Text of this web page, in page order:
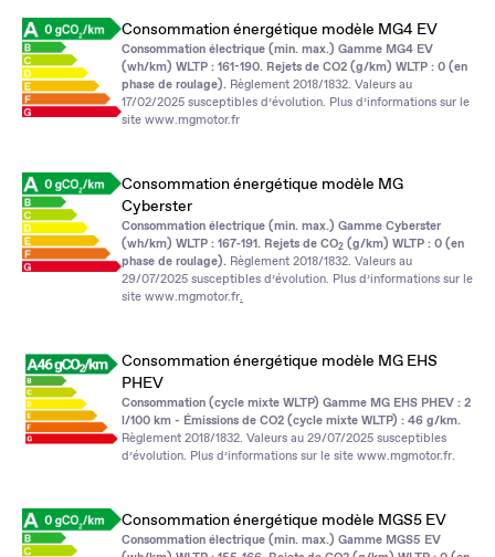
Consommation énergétique modèle MG4 EV
Consommation électrique (min. max.) Gamme MG4 EV
(wh/km) WLTP : 161-190. Rejets de CO2 (g/km) WLTP : 0 (en
phase de roulage). Règlement 2018/1832. Valeurs au
17/02/2025 susceptibles d’évolution. Plus d’informations sur le
site www.mgmotor.fr
Consommation énergétique modèle MG
Cyberster
Consommation électrique (min. max.) Gamme Cyberster
(wh/km) WLTP : 167‑191. Rejets de CO2 (g/km) WLTP : 0 (en
phase de roulage). Règlement 2018/1832. Valeurs au
29/07/2025 susceptibles d’évolution. Plus d’informations sur le
site www.mgmotor.fr.
Consommation énergétique modèle MG EHS
PHEV
Consommation (cycle mixte WLTP) Gamme MG EHS PHEV : 2
l/100 km - Émissions de CO2 (cycle mixte WLTP) : 46 g/km.
Règlement 2018/1832. Valeurs au 29/07/2025 susceptibles
d’évolution. Plus d’informations sur le site www.mgmotor.fr.
Consommation énergétique modèle MGS5 EV
Consommation électrique (min. max.) Gamme MGS5 EV